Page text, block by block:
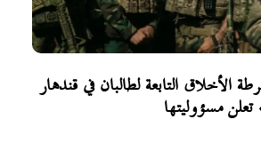
التابعة لطالبان في قندهار
تعلن مسؤوليتها